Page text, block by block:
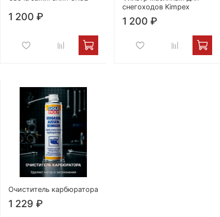
1 200 ₽
снегоходов Kimpex
1 200 ₽
Очиститель карбюратора
1 229 ₽